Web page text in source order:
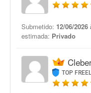
Submetido: 12/06/2026
estimada: Privado
TOP